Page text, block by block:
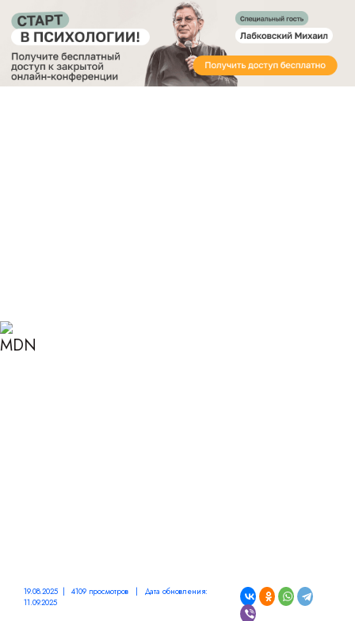
19.08.2025 | 4109 просмотров | Дата обновления:
11.09.2025